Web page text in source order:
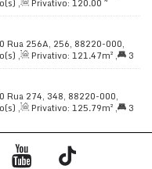
em um apartamento
para agendar
imóvel.
Brasil
, Privativo: 120.00 ~
, Total:120.00m² ,
2
Rua 256A, 256, 88220-000,
Brasil
, Privativo: 121.47m² ,
3
2 Vaga(s), Útil:121.47m²
Rua 274, 348, 88220-000,
Brasil
, Privativo: 125.79m² ,
3